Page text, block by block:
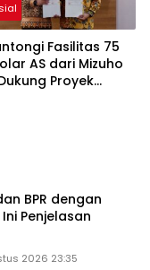
Fasilitas 75
AS dari Mizuho
Proyek
BPR dengan
Penjelasan
2026 23:35